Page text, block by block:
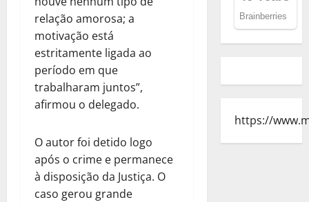
relação amorosa; a
motivação está
estritamente ligada ao
período em que
trabalharam juntos”,
afirmou o delegado.
O autor foi detido logo
após o crime e permanece
à disposição da Justiça. O
caso gerou grande
https://